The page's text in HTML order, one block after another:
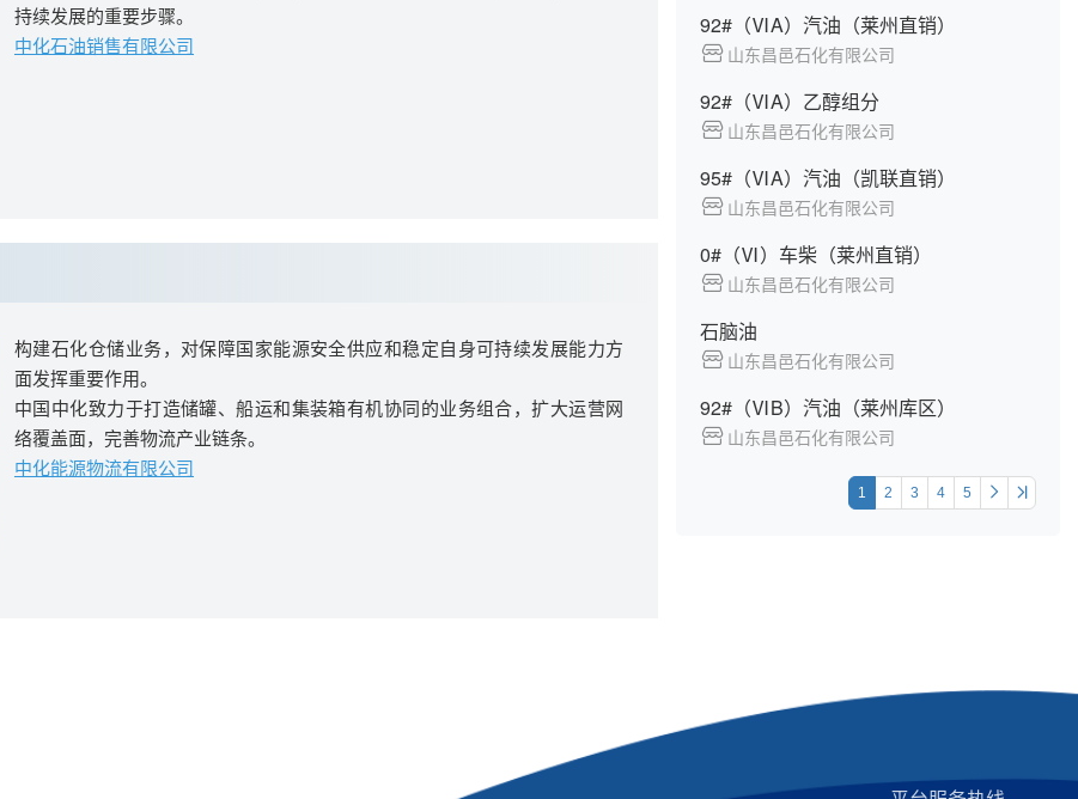
持续发展的重要步骤。
中化石油销售有限公司
构建石化仓储业务，对保障国家能源安全供应和稳定自身可持续发展能力方
面发挥重要作用。
中国中化致力于打造储罐、船运和集装箱有机协同的业务组合，扩大运营网
络覆盖面，完善物流产业链条。
中化能源物流有限公司
92#（ⅥA）汽油（莱州直销）
山东昌邑石化有限公司
92#（ⅥA）乙醇组分
山东昌邑石化有限公司
95#（ⅥA）汽油（凯联直销）
山东昌邑石化有限公司
0#（Ⅵ）车柴（莱州直销）
山东昌邑石化有限公司
石脑油
山东昌邑石化有限公司
92#（ⅥB）汽油（莱州库区）
山东昌邑石化有限公司
1 2 3 4 5